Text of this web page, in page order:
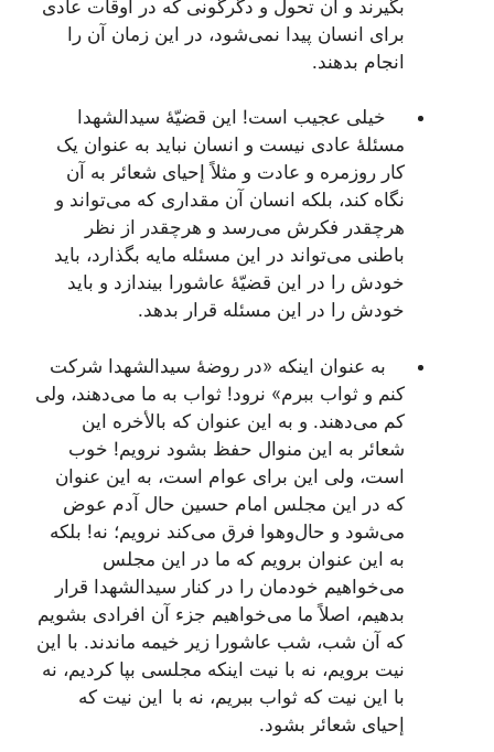
بگیرند و آن تحول و دگرگونی که در اوقات عادی
برای انسان پیدا نمی‌شود، در این زمان آن را
انجام بدهند.
خیلی عجیب است! این قضیّۀ سیدالشهدا
مسئلۀ عادی نیست و انسان نباید به عنوان یک
کار روزمره و عادت و مثلاً إحیای شعائر به آن
نگاه کند، بلکه انسان آن مقداری که می‌تواند و
هرچقدر فکرش می‌رسد و هرچقدر از نظر
باطنی می‌تواند در این مسئله مایه بگذارد، باید
خودش را در این قضیّۀ عاشورا بیندازد و باید
خودش را در این مسئله قرار بدهد.
به عنوان اینکه «در روضۀ سیدالشهدا شرکت
کنم و ثواب ببرم» نرود! ثواب به ما می‌دهند، ولی
کم می‌دهند. و به این عنوان که بالأخره این
شعائر به این منوال حفظ بشود نرویم! خوب
است، ولی این برای عوام است، به این عنوان
که در این مجلس امام حسین حال آدم عوض
می‌شود و حال‌وهوا فرق می‌کند نرویم؛ نه! بلکه
به این عنوان برویم که ما در این مجلس
می‌خواهیم خودمان را در کنار سیدالشهدا قرار
بدهیم، اصلاً ما می‌خواهیم جزء آن افرادی بشویم
که آن شب، شب عاشورا زیر خیمه ماندند. با این
نیت برویم، نه با نیت اینکه مجلسی بپا کردیم، نه
با این نیت که ثواب ببریم، نه با این نیت که
إحیای شعائر بشود.